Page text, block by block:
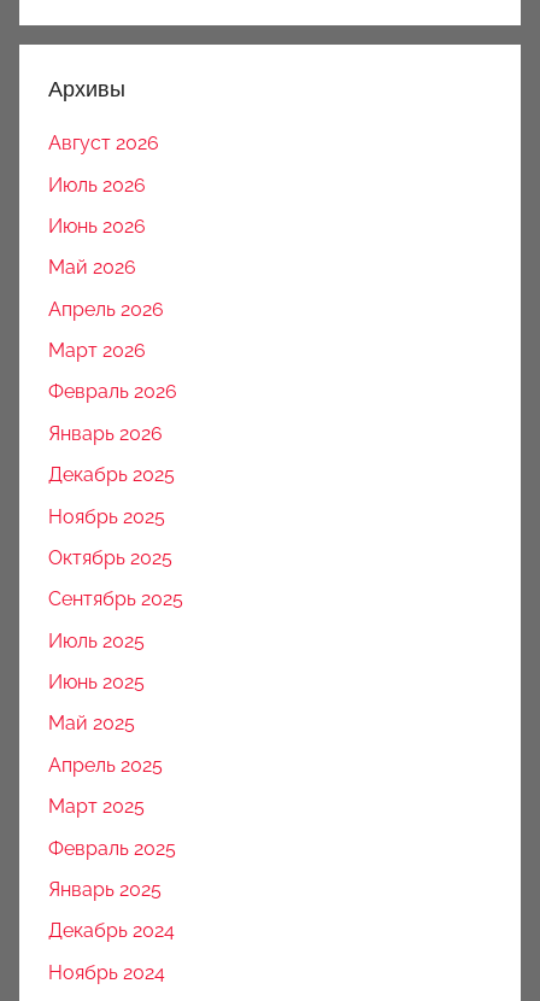
Архивы
Август 2026
Июль 2026
Июнь 2026
Май 2026
Апрель 2026
Март 2026
Февраль 2026
Январь 2026
Декабрь 2025
Ноябрь 2025
Октябрь 2025
Сентябрь 2025
Июль 2025
Июнь 2025
Май 2025
Апрель 2025
Март 2025
Февраль 2025
Январь 2025
Декабрь 2024
Ноябрь 2024